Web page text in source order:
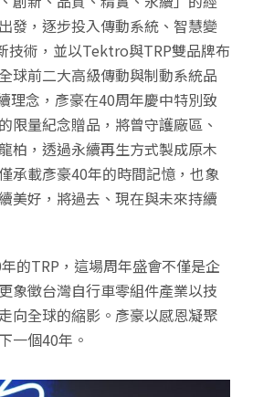
發，逐步投入傳動系統、智慧變
技術，並以Tektro與TRP雙品牌布
球前二大高級傳動與制動系統品
理念，彥豪在40周年慶中特別致
限量紀念贈品，將曾守護廠區、
柏，透過永續再生方式製成原木
承載彥豪40年的時間記憶，也象
美好，將過去、現在與未來持續
的TRP，這場周年盛會不僅是企
象徵台灣自行車零組件產業以技
向全球的縮影。彥豪以感恩凝聚
一個40年。